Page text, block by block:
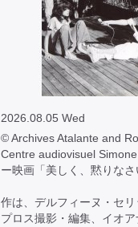
2026.08.05 Wed
© Archives Atalante and
Centre audiovisuel
ー映画「美しく、黙りなさ
永野
作は、デルフィーヌ・セ
プロス撮影・編集、イオ